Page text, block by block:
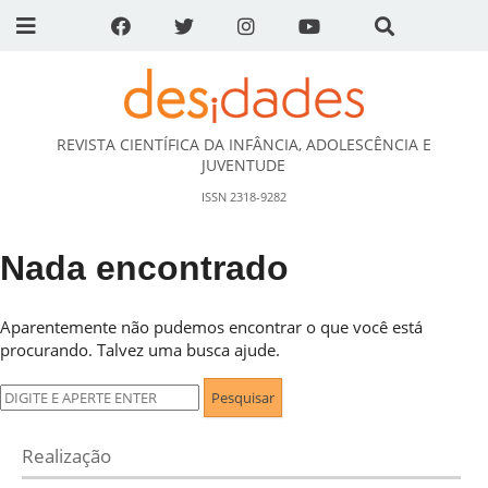
DESidades
REVISTA CIENTÍFICA DA INFÂNCIA, ADOLESCÊNCIA E
JUVENTUDE
ISSN 2318-9282
Nada encontrado
Aparentemente não pudemos encontrar o que você está
procurando. Talvez uma busca ajude.
Pesquisar
por:
Realização